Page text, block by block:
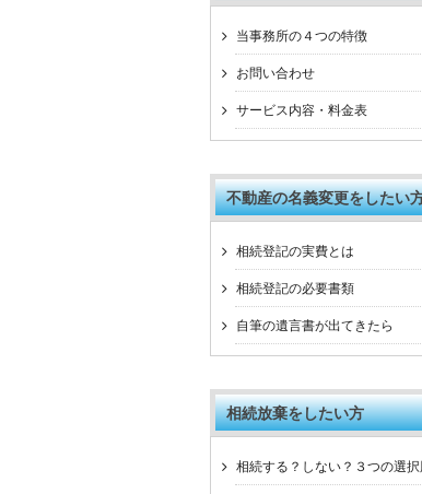
当事務所の４つの特徴
お問い合わせ
サービス内容・料金表
不動産の名義変更をしたい
相続登記の実費とは
相続登記の必要書類
自筆の遺言書が出てきたら
相続放棄をしたい方
相続する？しない？３つの選